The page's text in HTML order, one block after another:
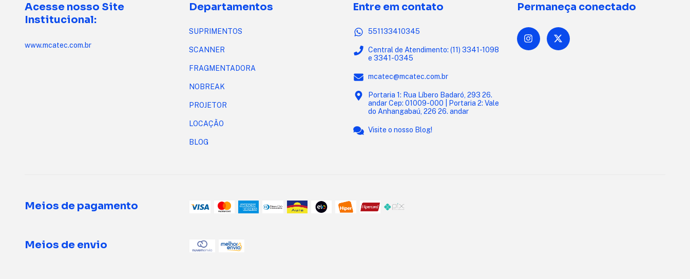
Acesse nosso Site
Institucional:
www.mcatec.com.br
Departamentos
SUPRIMENTOS
SCANNER
FRAGMENTADORA
NOBREAK
PROJETOR
LOCAÇÃO
BLOG
Entre em contato
551133410345
Central de Atendimento: (11) 3341-1098
e 3341-0345
mcatec@mcatec.com.br
Portaria 1: Rua Líbero Badaró, 293 26.
andar Cep: 01009-000 | Portaria 2: Vale
do Anhangabaú, 226 26. andar
Visite o nosso Blog!
Permaneça conectado
Meios de pagamento
Meios de envio